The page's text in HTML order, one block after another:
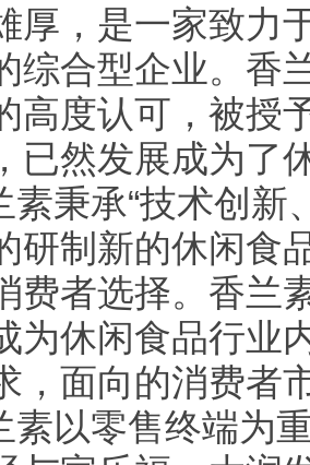
厚，是一家致力
综合型企业。香
高度认可，被授
已然发展成为了
承“技术创新
研制新的休闲食
费者选择。香兰
为休闲食品行业
，面向的消费者
零售终端为重